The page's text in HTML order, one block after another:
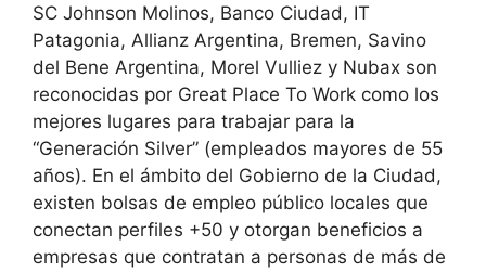
SC Johnson Molinos, Banco Ciudad, IT
Patagonia, Allianz Argentina, Bremen, Savino
del Bene Argentina, Morel Vulliez y Nubax son
reconocidas por Great Place To Work como los
mejores lugares para trabajar para la
“Generación Silver” (empleados mayores de 55
años). En el ámbito del Gobierno de la Ciudad,
existen bolsas de empleo público locales que
conectan perfiles +50 y otorgan beneficios a
empresas que contratan a personas de más de